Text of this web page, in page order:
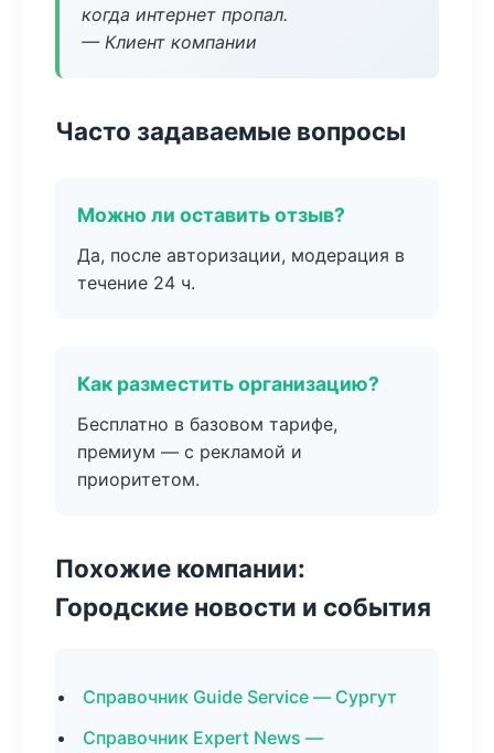
когда интернет пропал.
— Клиент компании
Часто задаваемые вопросы
Можно ли оставить отзыв?
Да, после авторизации, модерация в
течение 24 ч.
Как разместить организацию?
Бесплатно в базовом тарифе,
премиум — с рекламой и
приоритетом.
Похожие компании:
Городские новости и события
Справочник Guide Service — Сургут
Справочник Expert News —